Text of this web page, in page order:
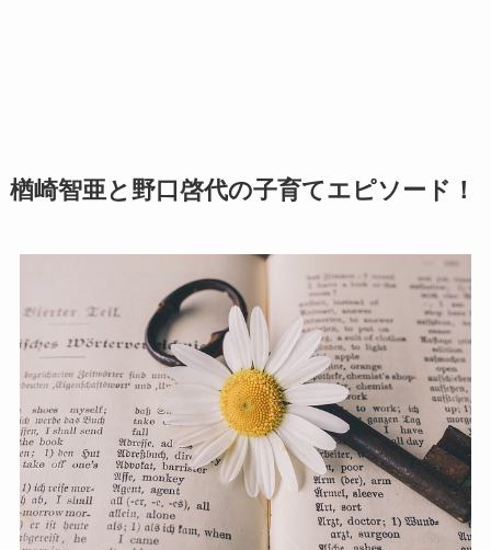
楢崎智亜と野口啓代の子育てエピソード！